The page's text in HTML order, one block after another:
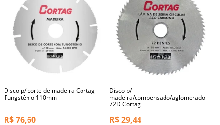
Disco p/ corte de madeira Cortag
Tungstênio 110mm
R$76,60
Disco p/
madeira/compensado/aglomerado
72D Cortag
R$29,44